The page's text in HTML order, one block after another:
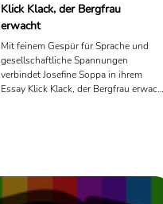
Klick Klack, der Bergfrau
erwacht
Mit feinem Gespür für Sprache und
gesellschaftliche Spannungen
verbindet Josefine Soppa in ihrem
Essay Klick Klack, der Bergfrau
notwendig.